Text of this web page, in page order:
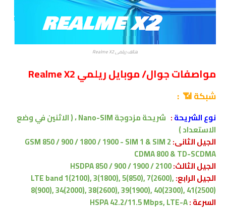
هاتف ريلمي Realme X2
مواصفات جوال/ موبايل ريلمي Realme X2
شبكة 📶 :
نوع الشريحة: شريحة مزدوجة Nano-SIM ،
( الاثنين في وضع
الاستعداد )
الجيل الثانى:GSM 850 / 900 / 1800 / 1900 - SIM 1 & SIM 2
CDMA 800 & TD-SCDMA
الجيل الثالث:HSDPA 850 / 900 / 1900 / 2100
الجيل الرابع:LTE band 1(2100), 3(1800), 5(850), 7(2600),
8(900), 34(2000), 38(2600), 39(1900), 40(2300), 41(2500)
السرعة :HSPA 42.2/11.5 Mbps, LTE-A